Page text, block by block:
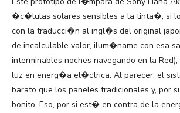
�c�lulas solares sensibles a la tinta�, si
con la traducci�n al ingl�s del original
de incalculable valor, ilum�name con esa
interminables noches navegando en la
luz en energ�a el�ctrica. Al parecer, el
barato que los paneles tradicionales y, por
bonito. Eso, por si est� en contra de la